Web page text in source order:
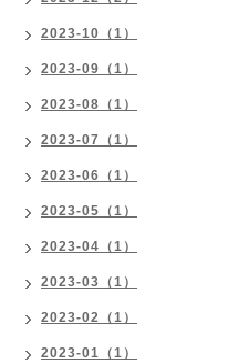
2023-10（1）
2023-09（1）
2023-08（1）
2023-07（1）
2023-06（1）
2023-05（1）
2023-04（1）
2023-03（1）
2023-02（1）
2023-01（1）